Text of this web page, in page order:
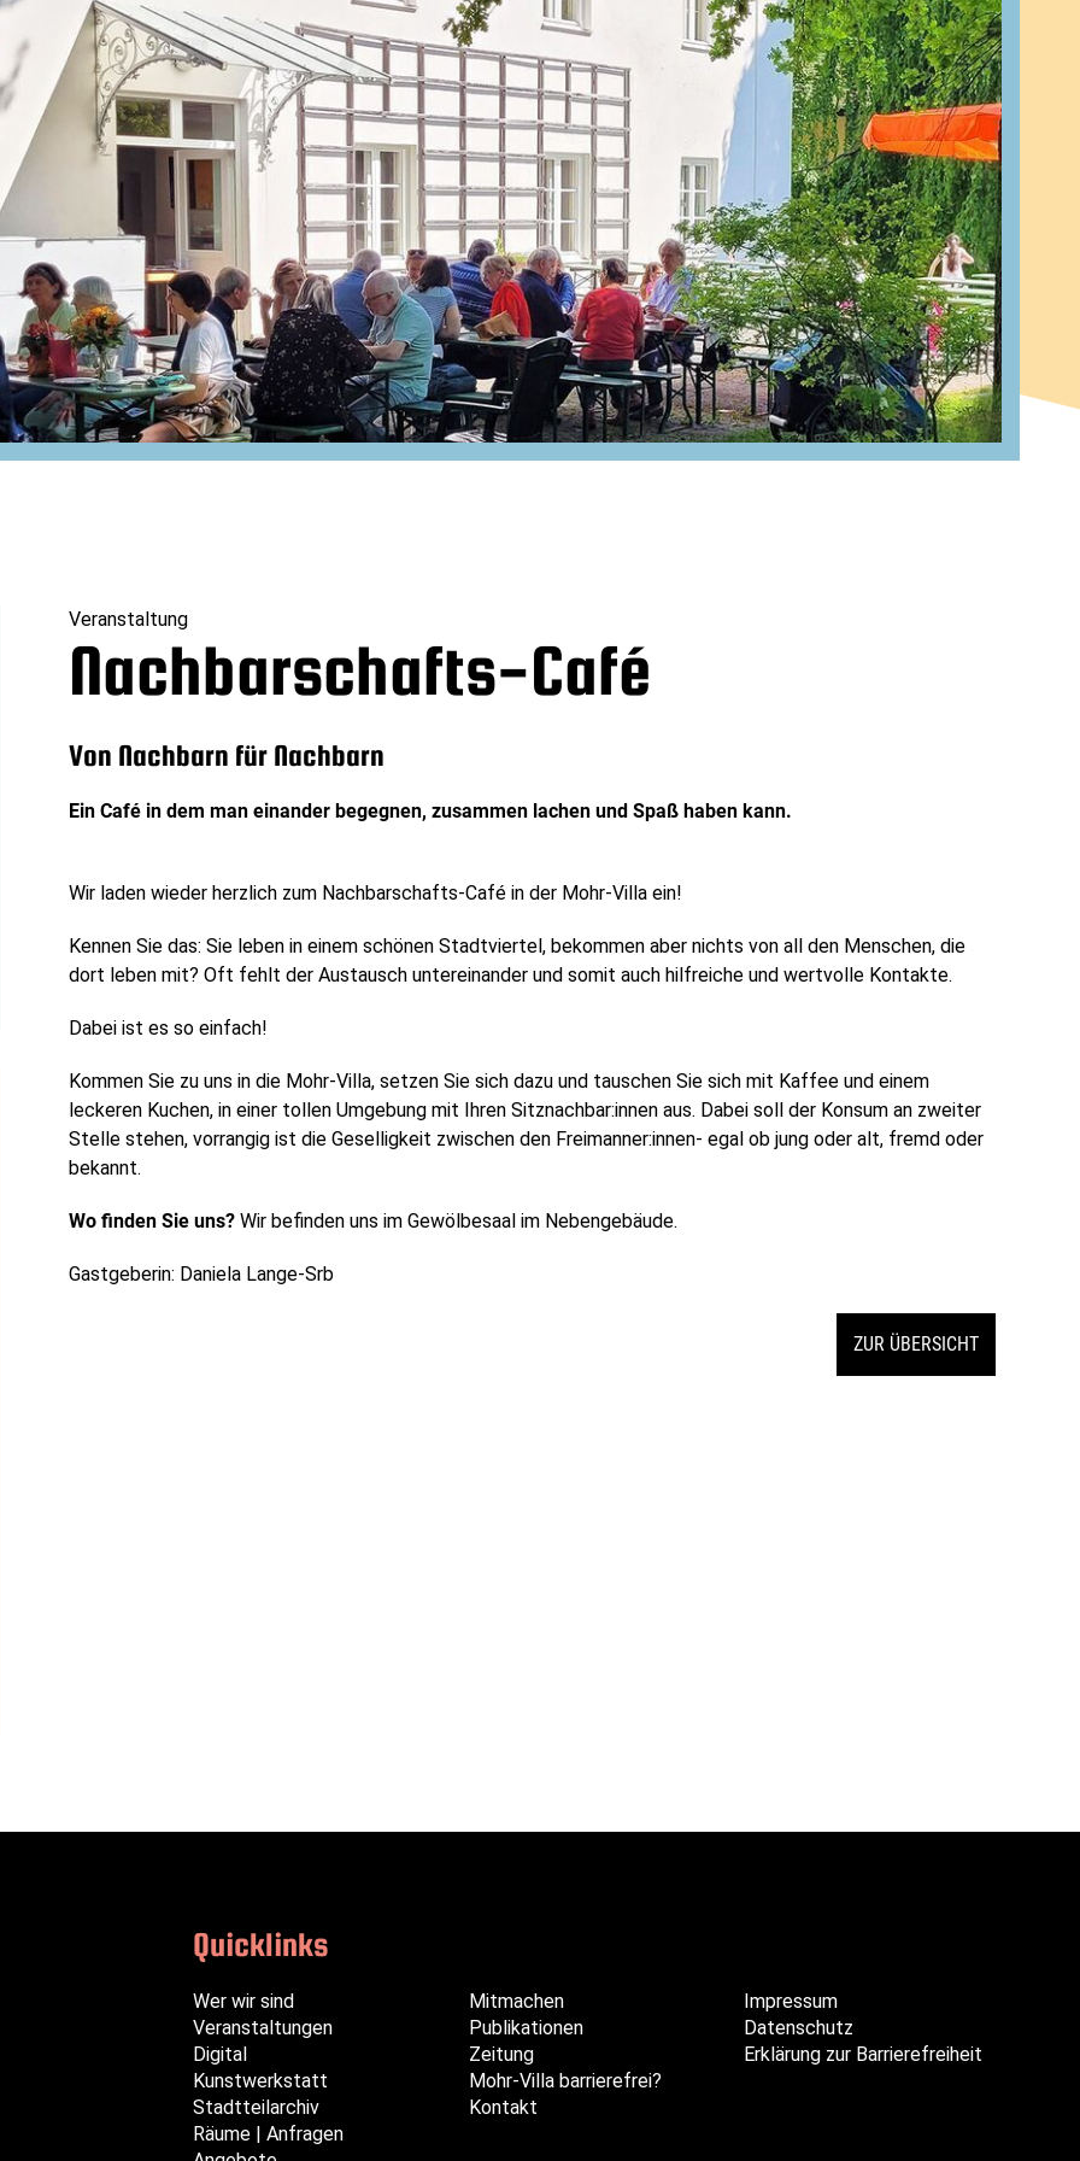
Veranstaltung
Nachbarschafts-Café
Von Nachbarn für Nachbarn
Ein Café in dem man einander begegnen, zusammen lachen und Spaß haben kann.
Wir laden wieder herzlich zum Nachbarschafts-Café in der Mohr-Villa ein!
Kennen Sie das: Sie leben in einem schönen Stadtviertel, bekommen aber nichts von all den Menschen, die
dort leben mit? Oft fehlt der Austausch untereinander und somit auch hilfreiche und wertvolle Kontakte.
Dabei ist es so einfach!
Kommen Sie zu uns in die Mohr-Villa, setzen Sie sich dazu und tauschen Sie sich mit Kaffee und einem
leckeren Kuchen, in einer tollen Umgebung mit Ihren Sitznachbar:innen aus. Dabei soll der Konsum an zweiter
Stelle stehen, vorrangig ist die Geselligkeit zwischen den Freimanner:innen- egal ob jung oder alt, fremd oder
bekannt.
Wo finden Sie uns? Wir befinden uns im Gewölbesaal im Nebengebäude.
Gastgeberin: Daniela Lange-Srb
ZUR ÜBERSICHT
Quicklinks
Navigation
überspringen
Wer wir sind
Veranstaltungen
Digital
Kunstwerkstatt
Stadtteilarchiv
Räume | Anfragen
Navigation
überspringen
Mitmachen
Publikationen
Zeitung
Mohr-Villa barrierefrei?
Kontakt
Navigation
überspringen
Impressum
Datenschutz
Erklärung zur Barrierefreiheit